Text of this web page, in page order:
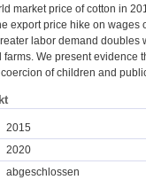
market price of cotton in
export price hike on
labor demand
We present
of children and
2015
2020
abgeschlossen